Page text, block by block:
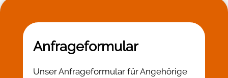
Anfrageformular
Unser Anfrageformular für Angehörige